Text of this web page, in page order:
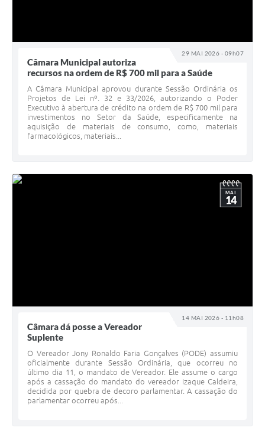
29 MAI 2026 - 09h07
Câmara Municipal autoriza
recursos na ordem de R$ 700 mil para a Saúde
A Câmara Municipal aprovou durante Sessão Ordinária os
Projetos de Lei nº. 32 e 33/2026, autorizando o Poder
Executivo à abertura de crédito na ordem de R$ 700 mil para
investimentos no Setor da Saúde, especificamente na
aquisição de materiais de consumo, como, materiais
farmacológicos, materiais...
14 MAI 2026 - 11h08
MAI
14
Câmara dá posse a Vereador
Suplente
O Vereador Jony Ronaldo Faria Gonçalves (PODE) assumiu
oficialmente durante Sessão Ordinária, que ocorreu no
último dia 11, o mandato de Vereador. Ele assume o cargo
após a cassação do mandato do vereador Izaque Caldeira,
decidida por quebra de decoro parlamentar. A cassação do
parlamentar ocorreu após...